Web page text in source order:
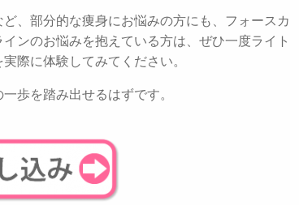
、部分的な痩身にお悩みの方にも、フォースカ
ンのお悩みを抱えている方は、ぜひ一度ライト
際に体験してみてください。
歩を踏み出せるはずです。